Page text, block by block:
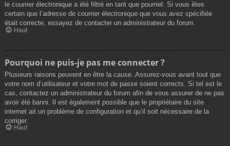
le courrier électronique a été filtré en tant que pourriel. Si vous êtes
certain que l’adresse de courrier électronique que vous avez spécifiée
était correcte, essayez de contacter un administrateur du forum.
Haut
Pourquoi ne puis-je pas me connecter ?
Plusieurs raisons peuvent en être la cause. Assurez-vous avant tout que
votre nom d’utilisateur et votre mot de passe soient corrects. Si tel est le
cas, contactez un administrateur du forum afin de vous assurer de ne pas
avoir été banni. Il est également possible que le propriétaire du site
internet ait un problème de configuration et qu’il soit nécessaire de la
corriger.
Haut